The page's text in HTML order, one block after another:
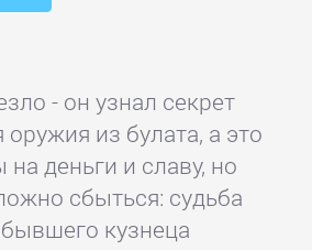
- он узнал секрет
оружия из булата, а это
деньги и славу, но
сбыться: судьба
кузнеца